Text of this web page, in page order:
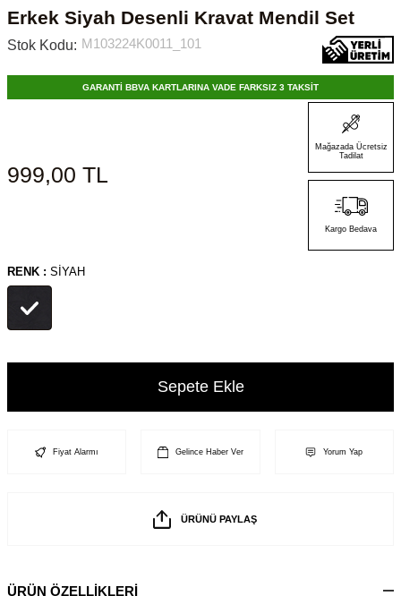
Erkek Siyah Desenli Kravat Mendil Set
Stok Kodu: M103224K0011_101
GARANTİ BBVA KARTLARINA VADE FARKSIZ 3 TAKSİT
999,00 TL
Mağazada Ücretsiz
Tadilat
Kargo Bedava
RENK : SIYAH
Sepete Ekle
Fiyat Alarmı Gelince Haber Ver Yorum Yap
ÜRÜNÜ PAYLAŞ
ÜRÜN ÖZELLİKLERİ